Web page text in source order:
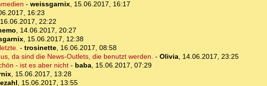
- weissgarnix, 15.06.2017, 16:17
16:23
16.06.2017, 22:22
, 14.06.2017, 20:27
, 15.06.2017, 12:38
- trosinette, 16.06.2017, 08:58
da sind die News-Outlets, die benutzt werden. - Olivia, 14.06.2017, 23:25
- ist es aber nicht- baba, 15.06.2017, 07:29
, 15.06.2017, 13:28
, 15.06.2017, 13:55